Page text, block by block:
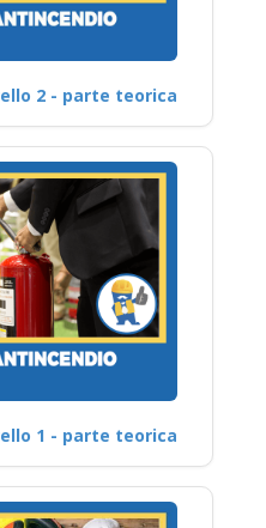
2 - parte teorica
1 - parte teorica